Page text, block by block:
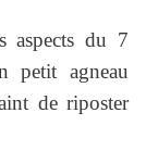
aspects du 7
petit agneau
de riposter